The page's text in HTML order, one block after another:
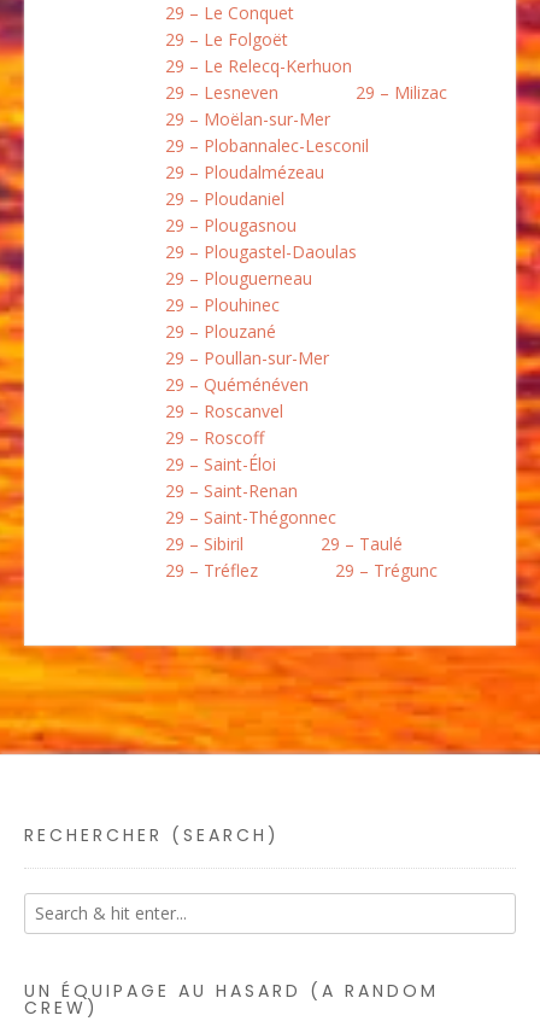
29 – Le Conquet
29 – Le Folgoët
29 – Le Relecq-Kerhuon
29 – Lesneven
29 – Milizac
29 – Moëlan-sur-Mer
29 – Plobannalec-Lesconil
29 – Ploudalmézeau
29 – Ploudaniel
29 – Plougasnou
29 – Plougastel-Daoulas
29 – Plouguerneau
29 – Plouhinec
29 – Plouzané
29 – Poullan-sur-Mer
29 – Quéménéven
29 – Roscanvel
29 – Roscoff
29 – Saint-Éloi
29 – Saint-Renan
29 – Saint-Thégonnec
29 – Sibiril
29 – Taulé
29 – Tréflez
29 – Trégunc
RECHERCHER (SEARCH)
UN ÉQUIPAGE AU HASARD (A RANDOM
CREW)